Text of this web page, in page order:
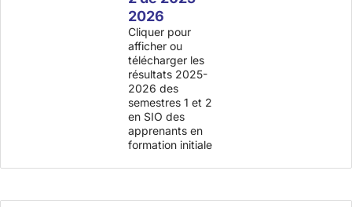
2026
Cliquer pour
afficher ou
télécharger les
résultats 2025-
2026 des
semestres 1 et 2
en SIO des
apprenants en
formation initiale